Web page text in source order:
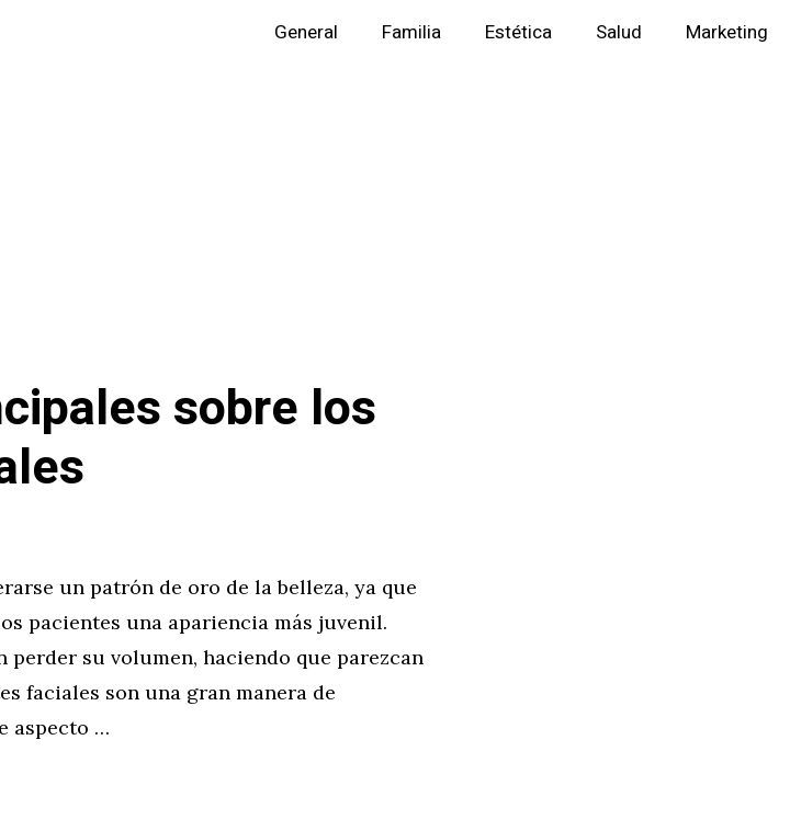
General Familia Estética Salud Marketing
sobre los
un patrón de oro de la belleza, ya que
pacientes una apariencia más juvenil.
perder su volumen, haciendo que parezcan
faciales son una gran manera de
aspecto …